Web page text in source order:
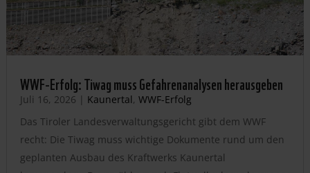
WWF-Erfolg: Tiwag muss Gefahrenanalysen herausgeben
Juli 16, 2026 | Kaunertal, WWF-Erfolg
Das Tiroler Landesverwaltungsgericht gibt dem WWF
recht: Die Tiwag muss wichtige Dokumente rund um den
geplanten Ausbau des Kraftwerks Kaunertal